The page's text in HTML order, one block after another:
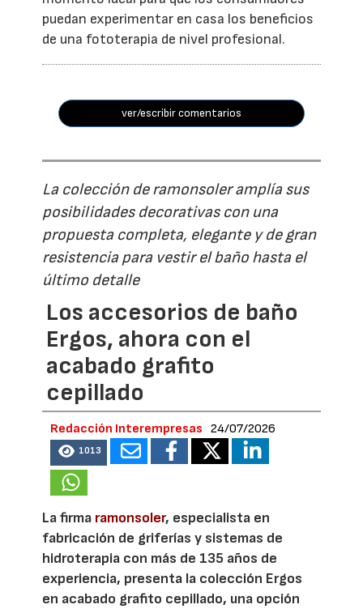
puedan experimentar en casa los beneficios
de una fototerapia de nivel profesional.
ver/escribir comentarios
La colección de ramonsoler amplía sus
posibilidades decorativas con una
propuesta completa, elegante y de gran
resistencia para vestir el baño hasta el
último detalle
Los accesorios de baño
Ergos, ahora con el
acabado grafito
cepillado
Redacción Interempresas 24/07/2026
1013
La firma ramonsoler, especialista en
fabricación de griferías y sistemas de
hidroterapia con más de 135 años de
experiencia, presenta la colección Ergos
en acabado grafito cepillado, una opción